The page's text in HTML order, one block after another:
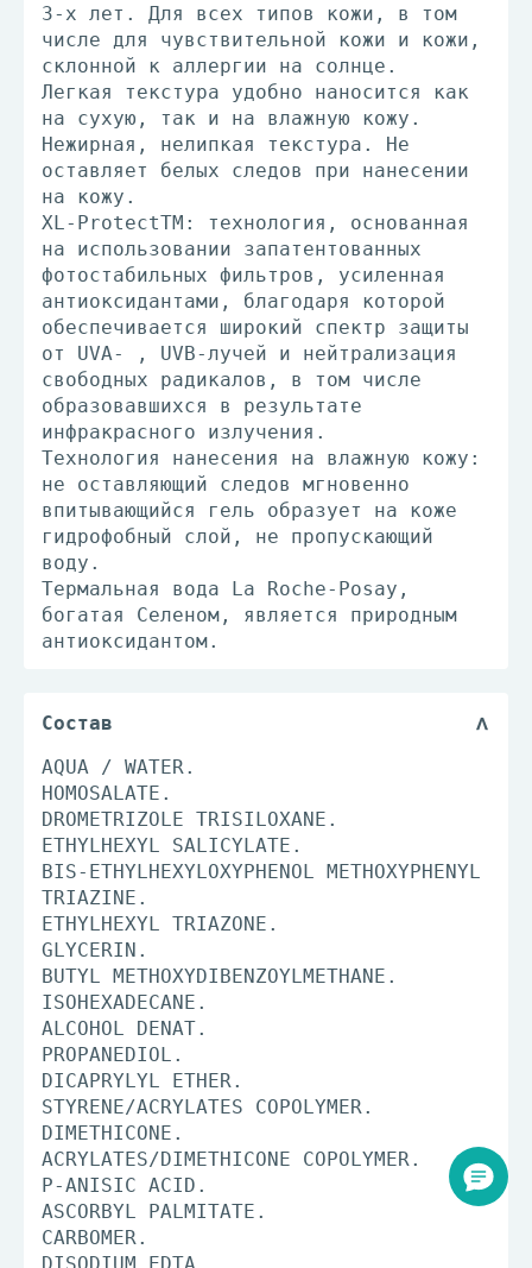
3-х лет. Для всех типов кожи, в том
числе для чувствительной кожи и кожи,
склонной к аллергии на солнце.
Легкая текстура удобно наносится как
на сухую, так и на влажную кожу.
Нежирная, нелипкая текстура. Не
оставляет белых следов при нанесении
на кожу.
XL-ProtectTM: технология, основанная
на использовании запатентованных
фотостабильных фильтров, усиленная
антиоксидантами, благодаря которой
обеспечивается широкий спектр защиты
от UVA- , UVB-лучей и нейтрализация
свободных радикалов, в том числе
образовавшихся в результате
инфракрасного излучения.
Технология нанесения на влажную кожу:
не оставляющий следов мгновенно
впитывающийся гель образует на коже
гидрофобный слой, не пропускающий
воду.
Термальная вода La Roche-Posay,
богатая Селеном, является природным
антиоксидантом.
Состав
AQUA / WATER.
HOMOSALATE.
DROMETRIZOLE TRISILOXANE.
ETHYLHEXYL SALICYLATE.
BIS-ETHYLHEXYLOXYPHENOL METHOXYPHENYL
TRIAZINE.
ETHYLHEXYL TRIAZONE.
GLYCERIN.
BUTYL METHOXYDIBENZOYLMETHANE.
ISOHEXADECANE.
ALCOHOL DENAT.
PROPANEDIOL.
DICAPRYLYL ETHER.
STYRENE/ACRYLATES COPOLYMER.
DIMETHICONE.
ACRYLATES/DIMETHICONE COPOLYMER.
P-ANISIC ACID.
ASCORBYL PALMITATE.
CARBOMER.